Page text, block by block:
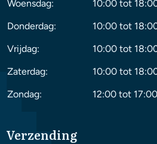
Woensdag:
10:00 tot
Donderdag:
10:00 tot
Vrijdag:
10:00 tot
Zaterdag:
10:00 tot
Zondag:
12:00 tot
Verzending